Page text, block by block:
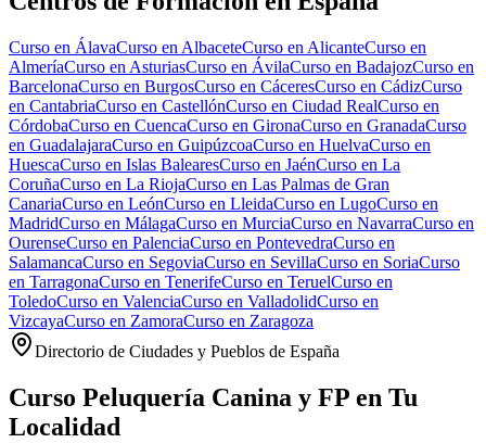
Curso en ÁlavaCurso en AlbaceteCurso en AlicanteCurso en
AlmeríaCurso en AsturiasCurso en ÁvilaCurso en BadajozCurso en
BarcelonaCurso en BurgosCurso en CáceresCurso en CádizCurso
en CantabriaCurso en CastellónCurso en Ciudad RealCurso en
CórdobaCurso en CuencaCurso en GironaCurso en GranadaCurso
en GuadalajaraCurso en GuipúzcoaCurso en HuelvaCurso en
HuescaCurso en Islas BalearesCurso en JaénCurso en La
CoruñaCurso en La RiojaCurso en Las Palmas de Gran
CanariaCurso en LeónCurso en LleidaCurso en LugoCurso en
MadridCurso en MálagaCurso en MurciaCurso en NavarraCurso en
OurenseCurso en PalenciaCurso en PontevedraCurso en
SalamancaCurso en SegoviaCurso en SevillaCurso en SoriaCurso
en TarragonaCurso en TenerifeCurso en TeruelCurso en
ToledoCurso en ValenciaCurso en ValladolidCurso en
VizcayaCurso en ZamoraCurso en Zaragoza
Directorio de Ciudades y Pueblos de España
Curso Peluquería Canina y FP en Tu
Localidad